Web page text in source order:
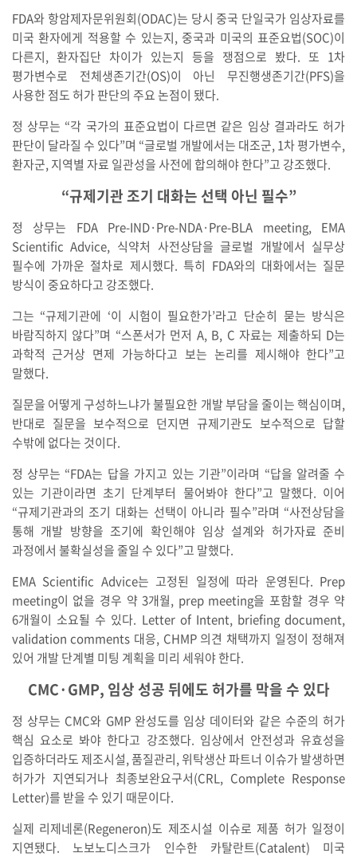
FDA와 항암제자문위원회(ODAC)는 당시 중국 단일국가 임상자료를
미국 환자에게 적용할 수 있는지, 중국과 미국의 표준요법(SOC)이
다른지, 환자집단 차이가 있는지 등을 쟁점으로 봤다. 또 1차
평가변수로 전체생존기간(OS)이 아닌 무진행생존기간(PFS)을
사용한 점도 허가 판단의 주요 논점이 됐다.
정 상무는 “각 국가의 표준요법이 다르면 같은 임상 결과라도 허가
판단이 달라질 수 있다”며 “글로벌 개발에서는 대조군, 1차 평가변수,
환자군, 지역별 자료 일관성을 사전에 합의해야 한다”고 강조했다.
“규제기관 조기 대화는 선택 아닌 필수”
정 상무는 FDA Pre-IND·Pre-NDA·Pre-BLA meeting, EMA
Scientific Advice, 식약처 사전상담을 글로벌 개발에서 실무상
필수에 가까운 절차로 제시했다. 특히 FDA와의 대화에서는 질문
방식이 중요하다고 강조했다.
그는 “규제기관에 ‘이 시험이 필요한가’라고 단순히 묻는 방식은
바람직하지 않다”며 “스폰서가 먼저 A, B, C 자료는 제출하되 D는
과학적 근거상 면제 가능하다고 보는 논리를 제시해야 한다”고
말했다.
질문을 어떻게 구성하느냐가 불필요한 개발 부담을 줄이는 핵심이며,
반대로 질문을 보수적으로 던지면 규제기관도 보수적으로 답할
수밖에 없다는 것이다.
정 상무는 “FDA는 답을 가지고 있는 기관”이라며 “답을 알려줄 수
있는 기관이라면 초기 단계부터 물어봐야 한다”고 말했다. 이어
“규제기관과의 조기 대화는 선택이 아니라 필수”라며 “사전상담을
통해 개발 방향을 조기에 확인해야 임상 설계와 허가자료 준비
과정에서 불확실성을 줄일 수 있다”고 말했다.
EMA Scientific Advice는 고정된 일정에 따라 운영된다. Prep
meeting이 없을 경우 약 3개월, prep meeting을 포함할 경우 약
6개월이 소요될 수 있다. Letter of Intent, briefing document,
validation comments 대응, CHMP 의견 채택까지 일정이 정해져
있어 개발 단계별 미팅 계획을 미리 세워야 한다.
CMC·GMP, 임상 성공 뒤에도 허가를 막을 수 있다
정 상무는 CMC와 GMP 완성도를 임상 데이터와 같은 수준의 허가
핵심 요소로 봐야 한다고 강조했다. 임상에서 안전성과 유효성을
입증하더라도 제조시설, 품질관리, 위탁생산 파트너 이슈가 발생하면
허가가 지연되거나 최종보완요구서(CRL, Complete Response
Letter)를 받을 수 있기 때문이다.
실제 리제네론(Regeneron)도 제조시설 이슈로 제품 허가 일정이
지연됐다. 노보노디스크가 인수한 카탈란트(Catalent) 미국